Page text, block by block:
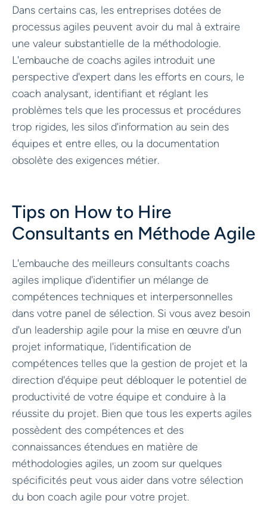
Dans certains cas, les entreprises dotées de
processus agiles peuvent avoir du mal à extraire
une valeur substantielle de la méthodologie.
L'embauche de coachs agiles introduit une
perspective d'expert dans les efforts en cours, le
coach analysant, identifiant et réglant les
problèmes tels que les processus et procédures
trop rigides, les silos d'information au sein des
équipes et entre elles, ou la documentation
obsolète des exigences métier.
Tips on How to Hire
Consultants en Méthode Agile
L'embauche des meilleurs consultants coachs
agiles implique d'identifier un mélange de
compétences techniques et interpersonnelles
dans votre panel de sélection. Si vous avez besoin
d'un leadership agile pour la mise en œuvre d'un
projet informatique, l'identification de
compétences telles que la gestion de projet et la
direction d'équipe peut débloquer le potentiel de
productivité de votre équipe et conduire à la
réussite du projet. Bien que tous les experts agiles
possèdent des compétences et des
connaissances étendues en matière de
méthodologies agiles, un zoom sur quelques
spécificités peut vous aider dans votre sélection
du bon coach agile pour votre projet.